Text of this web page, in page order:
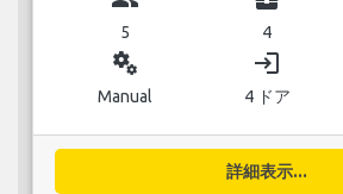
5 4
miscellaneous_services
Manual
login
4 ドア
詳細表示...